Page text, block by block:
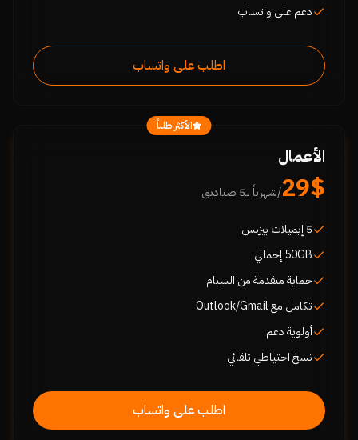
دعم على واتساب
اطلب على واتساب
الأكثر طلباً
الأعمال
29$/شهرياً لـ5 صناديق
5 إيميلات بيزنس
50GB إجمالي
حماية متقدمة من السبام
تكامل مع Outlook/Gmail
أولوية دعم
نسخ احتياطي تلقائي
اطلب على واتساب